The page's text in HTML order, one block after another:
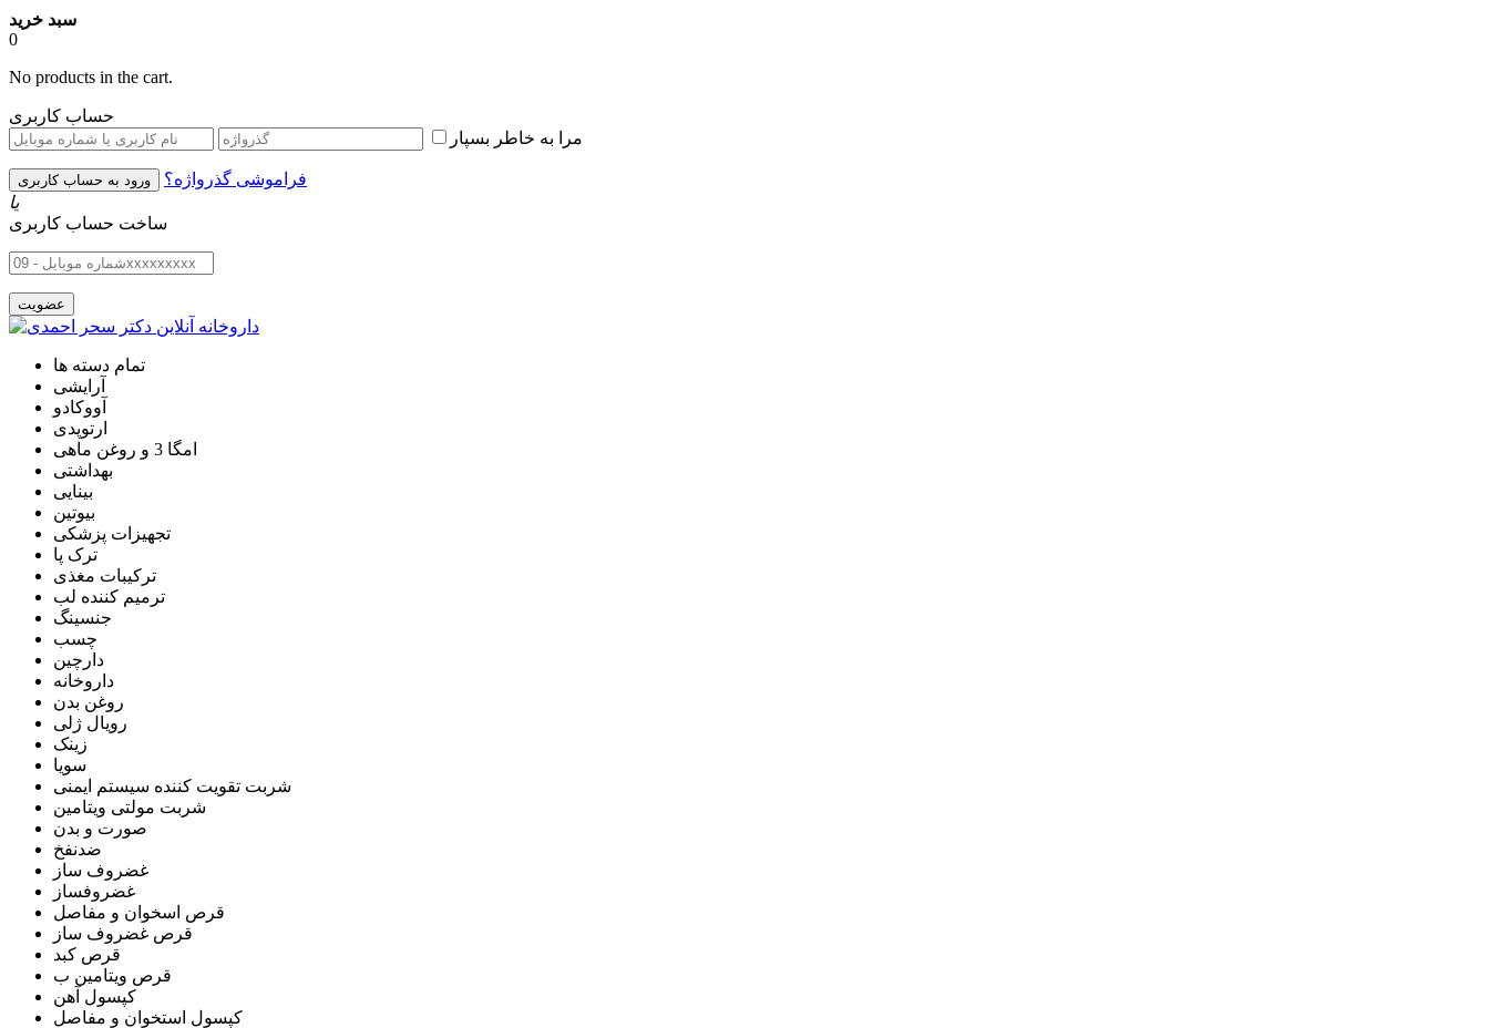
سبد خرید
0
No products in the cart.
حساب کاربری
مرا به خاطر بسپار
فراموشی گذرواژه؟
یا
ساخت حساب کاربری
تمام دسته ها
آرایشی
آووکادو
ارتوپدی
امگا 3 و روغن ماهی
بهداشتی
بینایی
بیوتین
تجهیزات پزشکی
ترک پا
ترکیبات مغذی
ترمیم کننده لب
جنسینگ
چسب
دارچین
داروخانه
روغن بدن
رویال ژلی
زینک
سویا
شربت تقویت کننده سیستم ایمنی
شربت مولتی ویتامین
صورت و بدن
ضدنفخ
غضروف ساز
غضروفساز
قرص اسخوان و مفاصل
قرص غضروف ساز
قرص کبد
قرص ویتامین ب
کپسول آهن
کپسول استخوان و مفاصل